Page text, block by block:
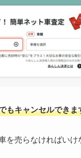
もキャンセルできま
売らなければいけ